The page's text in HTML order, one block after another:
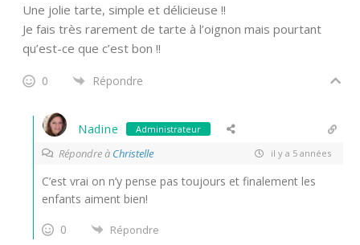
Une jolie tarte, simple et délicieuse !!
Je fais très rarement de tarte à l’oignon mais pourtant
qu’est-ce que c’est bon !!
0 Répondre
Nadine Administrateur
Répondre à Christelle il y a 5 années
C’est vrai on n’y pense pas toujours et finalement les
enfants aiment bien!
0
Répondre